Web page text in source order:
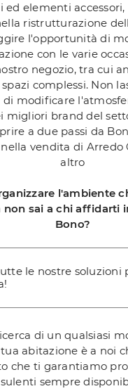
ed elementi
ristrutturazione
l'opportunità di
con le varie
negozio, tra cui
complessi. Non
modificare
migliori brand del
a due passi da
vendita di Arredo
altro
l'ambiente
sai a chi affidarti
Bono?
le nostre soluzioni
di un qualsiasi
abitazione è a noi
che ti garantiamo
sempre